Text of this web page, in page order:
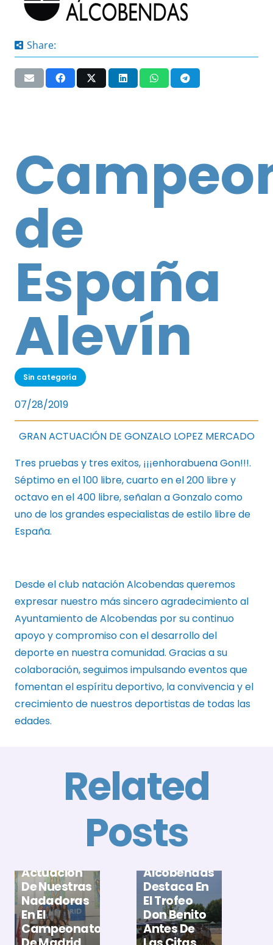
Share:
de
España
Alevín
Sin categoría
07/28/2019
GRAN ACTUACIÓN DE GONZALO LOPEZ MERCADO
Tres pruebas y tres exitos, ¡¡¡enhorabuena Gon!!!.
Séptimo en el 100 libre, cuarto en el 200 libre y
octavo en el 400 libre, señalan a Gonzalo como
uno de los grandes especialistas de estilo libre de
España.
Desde el club natación Alcobendas queremos
expresar nuestro más sincero agradecimiento al
Ayuntamiento de Alcobendas por su continuo
apoyo y compromiso con el desarrollo del
deporte en nuestra comunidad. Gracias a su
colaboración, seguimos impulsando eventos que
fomentan el espíritu deportivo, la convivencia y el
crecimiento de nuestros deportistas de todas las
edades.
Related
Posts
Actuación
De Nuestras
Nadadoras
En El
Campeonato
El Club
Alcobendas
Destaca En
El Trofeo
Don Benito
Antes De